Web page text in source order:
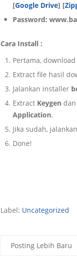
[Google Drive] [
Password:
Cara Install :
Pertama,
Extract file hasil
Jalankan installer
Extract Keygen
Application.
Jika sudah, jalankan
Done!
Label: Uncategorized
Posting Lebih Baru